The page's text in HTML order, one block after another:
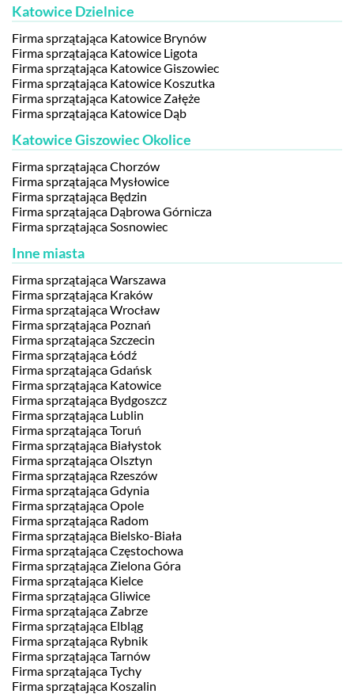
Katowice Dzielnice
Firma sprzątająca Katowice Brynów
Firma sprzątająca Katowice Ligota
Firma sprzątająca Katowice Giszowiec
Firma sprzątająca Katowice Koszutka
Firma sprzątająca Katowice Załęże
Firma sprzątająca Katowice Dąb
Katowice Giszowiec Okolice
Firma sprzątająca Chorzów
Firma sprzątająca Mysłowice
Firma sprzątająca Będzin
Firma sprzątająca Dąbrowa Górnicza
Firma sprzątająca Sosnowiec
Inne miasta
Firma sprzątająca Warszawa
Firma sprzątająca Kraków
Firma sprzątająca Wrocław
Firma sprzątająca Poznań
Firma sprzątająca Szczecin
Firma sprzątająca Łódź
Firma sprzątająca Gdańsk
Firma sprzątająca Katowice
Firma sprzątająca Bydgoszcz
Firma sprzątająca Lublin
Firma sprzątająca Toruń
Firma sprzątająca Białystok
Firma sprzątająca Olsztyn
Firma sprzątająca Rzeszów
Firma sprzątająca Gdynia
Firma sprzątająca Opole
Firma sprzątająca Radom
Firma sprzątająca Bielsko-Biała
Firma sprzątająca Częstochowa
Firma sprzątająca Zielona Góra
Firma sprzątająca Kielce
Firma sprzątająca Gliwice
Firma sprzątająca Zabrze
Firma sprzątająca Elbląg
Firma sprzątająca Rybnik
Firma sprzątająca Tarnów
Firma sprzątająca Tychy
Firma sprzątająca Koszalin